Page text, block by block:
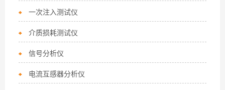
一次注入测试仪
介质损耗测试仪
信号分析仪
电流互感器分析仪